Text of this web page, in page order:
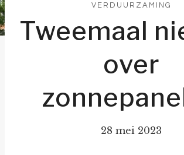
VERDUURZAMING
Tweemaal
over
28 mei 2023